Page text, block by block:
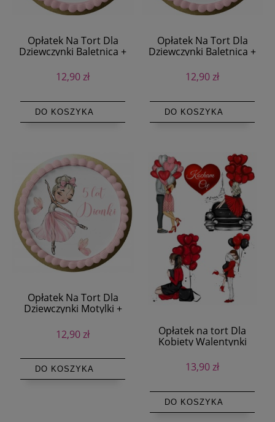
Opłatek Na Tort Dla
Dziewczynki Baletnica +
12,90 zł
DO KOSZYKA
Opłatek Na Tort Dla
Dziewczynki Baletnica +
12,90 zł
DO KOSZYKA
Opłatek Na Tort Dla
Dziewczynki Motylki +
12,90 zł
DO KOSZYKA
Opłatek na tort Dla
Kobiety Walentynki
13,90 zł
DO KOSZYKA